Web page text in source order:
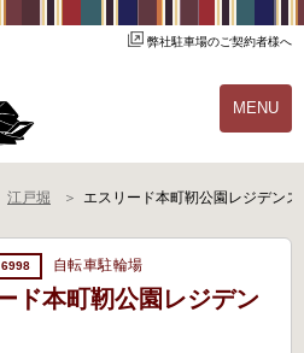
弊社駐車場のご契約者様へ
MENU
ご契約の流れ
駐輪場オーナー様へ
江戸堀 エスリード本町靭公園レジデンス
6998 自転車駐輪場
ド本町靭公園レジデン